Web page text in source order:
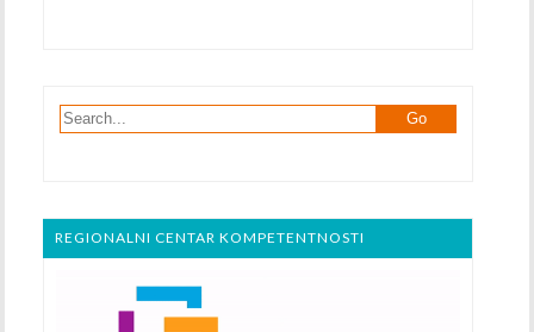
REGIONALNI CENTAR KOMPETENTNOSTI